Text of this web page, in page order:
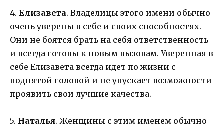
4. Елизавета. Владелицы этого имени обычно
очень уверены в себе и своих способностях.
Они не боятся брать на себя ответственность
и всегда готовы к новым вызовам. Уверенная в
себе Елизавета всегда идет по жизни с
поднятой головой и не упускает возможности
проявить свои лучшие качества.
5. Наталья. Женщины с этим именем обычно